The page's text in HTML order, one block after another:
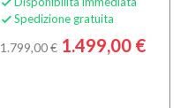

 Spedizione gratuita
1.799,00 € 1.499,00 €